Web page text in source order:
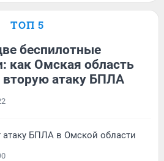
ТОП 5
беспилотные
как Омская область
вторую атаку БПЛА
атаку БПЛА в Омской области